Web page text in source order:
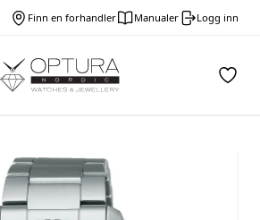
Finn en forhandler Manualer Logg inn